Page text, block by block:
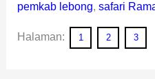
pemkab lebong, safari
Halaman: 1 2 3